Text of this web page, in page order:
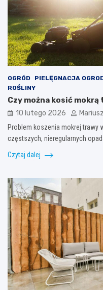
OGRÓD PIELĘGNACJA
ROŚLINY
Czy można kosić mokrą
10 lutego 2026
Problem koszenia mokrej trawy
częstszych, nieregularnych
Czytaj dalej